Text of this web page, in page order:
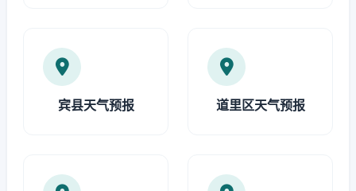
宾县天气预报 道里区天气预报